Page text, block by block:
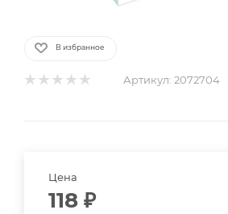
В избранное
Артикул: 2072704
Цена
118 ₽